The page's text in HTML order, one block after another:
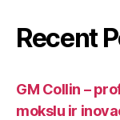
Recent
GM Collin –
mokslu ir